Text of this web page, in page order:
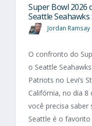
Super Bowl 2026
Seattle
Jordan Ramsay
O confronto do
o Seattle
Patriots no Levi’s
Califórnia, no dia 8
você precisa saber
Seattle é o favorito